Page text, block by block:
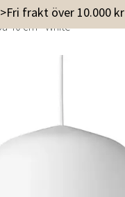
frakt över 10.000 kr
Lampor & belysning
40 cm - White